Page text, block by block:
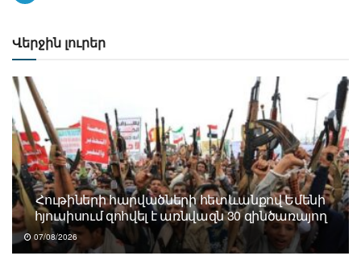
Վերջին լուրեր
Հութիների հարվածների հետևանքով Եմենի
հյուսիսում զոհվել է առնվազն 30 զինծառայող
07/08/2026